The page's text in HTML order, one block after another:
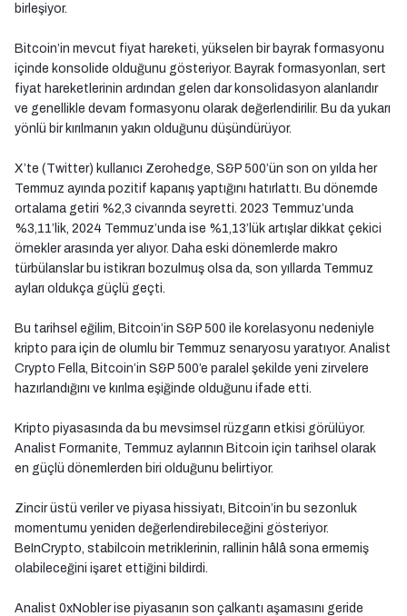
birleşiyor.
Bitcoin’in mevcut fiyat hareketi, yükselen bir bayrak formasyonu
içinde konsolide olduğunu gösteriyor. Bayrak formasyonları, sert
fiyat hareketlerinin ardından gelen dar konsolidasyon alanlarıdır
ve genellikle devam formasyonu olarak değerlendirilir. Bu da yukarı
yönlü bir kırılmanın yakın olduğunu düşündürüyor.
X’te (Twitter) kullanıcı Zerohedge, S&P 500’ün son on yılda her
Temmuz ayında pozitif kapanış yaptığını hatırlattı. Bu dönemde
ortalama getiri %2,3 civarında seyretti. 2023 Temmuz’unda
%3,11’lik, 2024 Temmuz’unda ise %1,13’lük artışlar dikkat çekici
örnekler arasında yer alıyor. Daha eski dönemlerde makro
türbülanslar bu istikrarı bozulmuş olsa da, son yıllarda Temmuz
ayları oldukça güçlü geçti.
Bu tarihsel eğilim, Bitcoin’in S&P 500 ile korelasyonu nedeniyle
kripto para için de olumlu bir Temmuz senaryosu yaratıyor. Analist
Crypto Fella, Bitcoin’in S&P 500’e paralel şekilde yeni zirvelere
hazırlandığını ve kırılma eşiğinde olduğunu ifade etti.
Kripto piyasasında da bu mevsimsel rüzgarın etkisi görülüyor.
Analist Formanite, Temmuz aylarının Bitcoin için tarihsel olarak
en güçlü dönemlerden biri olduğunu belirtiyor.
Zincir üstü veriler ve piyasa hissiyatı, Bitcoin’in bu sezonluk
momentumu yeniden değerlendirebileceğini gösteriyor.
BeInCrypto, stabilcoin metriklerinin, rallinin hâlâ sona ermemiş
olabileceğini işaret ettiğini bildirdi.
Analist 0xNobler ise piyasanın son çalkantı aşamasını geride